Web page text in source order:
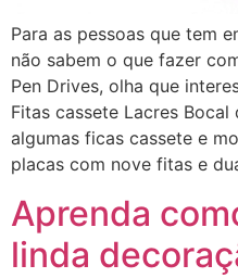
Para as pessoas que tem
não sabem o que fazer
Pen Drives, olha que
Fitas cassete Lacres
algumas ficas cassete e
placas com nove fitas e
Aprenda
linda